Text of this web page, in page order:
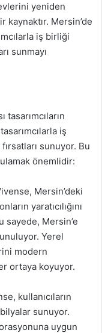
yeniden
Mersin’de
iş birliği
sunmayı
iş
sunuyor. Bu
önemlidir:
Mersin’deki
yaratıcılığını
sayede, Mersin’e
Yerel
modern
ortaya koyuyor.
kullanıcıların
sunuyor.
uygun